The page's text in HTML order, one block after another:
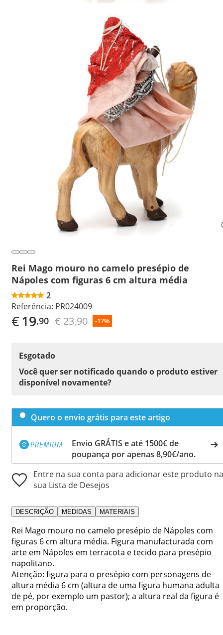
Rei Mago mouro no camelo presépio de
Nápoles com figuras 6 cm altura média
2
Referência: PR024009
€19,90 € 23,90 -17%
Esgotado
Você quer ser notificado quando o produto estiver
disponível novamente?
Quero o envio grátis para este artigo
Envio GRÁTIS e até 1500€ de
poupança por apenas 8,90€/ano.
Entre na sua conta para adicionar este produto na
sua Lista de Desejos
DESCRIÇÃO MEDIDAS MATERIAIS
Rei Mago mouro no camelo presépio de Nápoles com
figuras 6 cm altura média. Figura manufacturada com
arte em Nápoles em terracota e tecido para presépio
napolitano.
Atenção: figura para o presépio com personagens de
altura média 6 cm (altura de uma figura humana adulta
de pé, por exemplo um pastor); a altura real da figura é
em proporção.